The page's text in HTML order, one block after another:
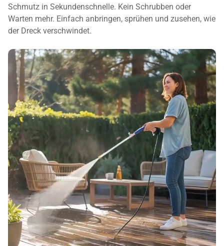
Schmutz in Sekundenschnelle. Kein Schrubben oder
Warten mehr. Einfach anbringen, sprühen und zusehen, wie
der Dreck verschwindet.